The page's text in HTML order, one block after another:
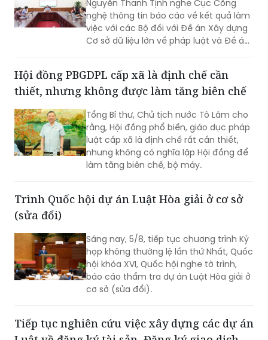
nước.
Nguyễn Thanh Tịnh nghe Cục Công
nghệ thông tin báo cáo về kết quả làm
việc với các Bộ đối với Đề án Xây dựng
Cơ sở dữ liệu lớn về pháp luật và Đề án
trình Thủ tướng Chính phủ.
Hội đồng PBGDPL cấp xã là định chế cần
thiết, nhưng không được làm tăng biên chế
Tổng Bí thư, Chủ tịch nước Tô Lâm cho
rằng, Hội đồng phổ biến, giáo dục pháp
luật cấp xã là định chế rất cần thiết,
nhưng không có nghĩa lập Hội đồng để
làm tăng biên chế, bộ máy.
Trình Quốc hội dự án Luật Hòa giải ở cơ sở
(sửa đổi)
Sáng nay, 5/8, tiếp tục chương trình Kỳ
họp không thường lệ lần thứ Nhất, Quốc
hội khóa XVI, Quốc hội nghe tờ trình,
báo cáo thẩm tra dự án Luật Hòa giải ở
cơ sở (sửa đổi).
Tiếp tục nghiên cứu việc xây dựng các dự án